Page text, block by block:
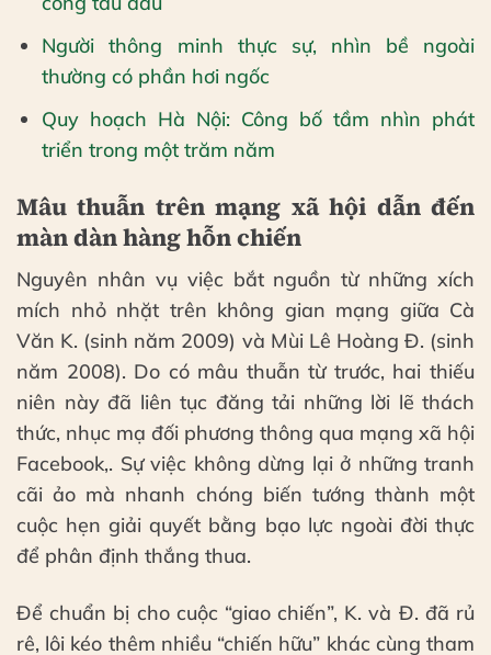
Người thông minh thực sự, nhìn bề ngoài
thường có phần hơi ngốc
Quy hoạch Hà Nội: Công bố tầm nhìn phát
triển trong một trăm năm
Mâu thuẫn trên mạng xã hội dẫn đến
màn dàn hàng hỗn chiến
Nguyên nhân vụ việc bắt nguồn từ những xích
mích nhỏ nhặt trên không gian mạng giữa Cà
Văn K. (sinh năm 2009) và Mùi Lê Hoàng Đ. (sinh
năm 2008). Do có mâu thuẫn từ trước, hai thiếu
niên này đã liên tục đăng tải những lời lẽ thách
thức, nhục mạ đối phương thông qua mạng xã hội
Facebook,. Sự việc không dừng lại ở những tranh
cãi ảo mà nhanh chóng biến tướng thành một
cuộc hẹn giải quyết bằng bạo lực ngoài đời thực
để phân định thắng thua.
Để chuẩn bị cho cuộc “giao chiến”, K. và Đ. đã rủ
rê, lôi kéo thêm nhiều “chiến hữu” khác cùng tham